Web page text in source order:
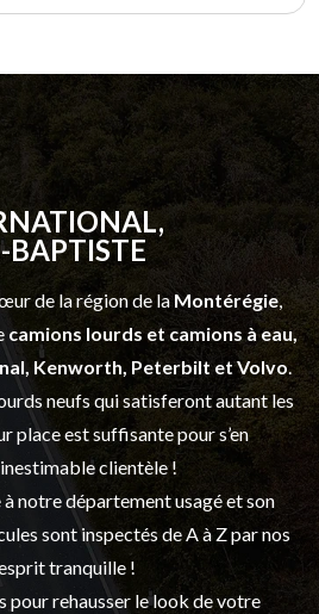
BAPTISTE
de la région de la Montérégie,
camions lourds et camions à eau,
Kenworth, Peterbilt et Volvo.
neufsqui satisferont autant les
place est suffisante pour s’en
clientèle !
à notredépartement usagéet son
sont inspectés de A à Z par nos
tranquille !
pour rehausser le look de votre